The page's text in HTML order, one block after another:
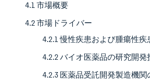
4.1 市場概要
4.2 市場ドライバー
4.2.1 慢性疾患および腫瘍性
4.2.2 バイオ医薬品の研究開発
4.2.3 医薬品受託開発製造機関